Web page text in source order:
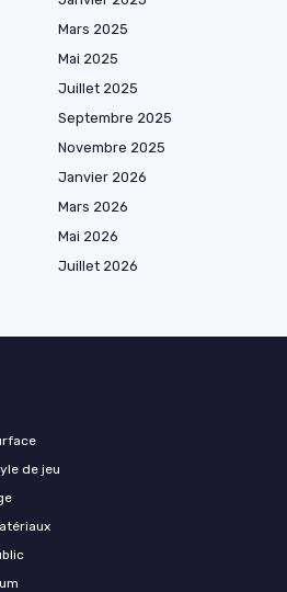
Mars 2025
Mai 2025
Juillet 2025
Septembre 2025
Novembre 2025
Janvier 2026
Mars 2026
Mai 2026
Juillet 2026
de jeu